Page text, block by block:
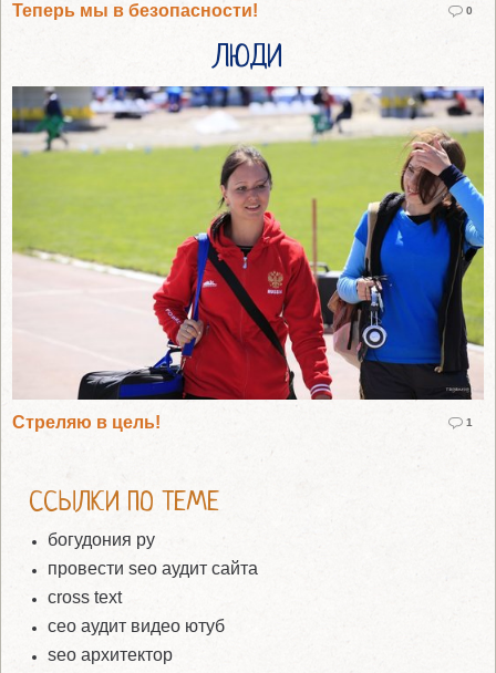
Теперь мы в безопасности! 0
ЛЮДИ
Стреляю в цель! 1
ССЫЛКИ ПО ТЕМЕ
богудония ру
провести seo аудит сайта
cross text
сео аудит видео ютуб
seo архитектор